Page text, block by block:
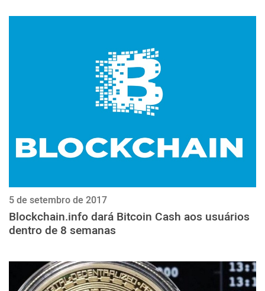
5 de setembro de 2017
Blockchain.info dará Bitcoin Cash aos usuários
dentro de 8 semanas